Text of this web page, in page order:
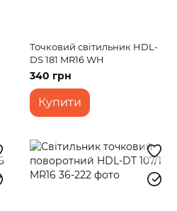
Точковий світильник HDL-
DS 181 MR16 WH
340 грн
Купити